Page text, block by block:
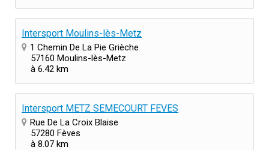
Intersport Moulins-lès-Metz
1 Chemin De La Pie Grièche
57160 Moulins-lès-Metz
à 6.42 km
Intersport METZ SEMECOURT FEVES
Rue De La Croix Blaise
57280 Fèves
à 8.07 km